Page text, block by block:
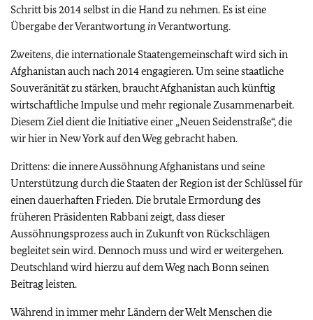
Schritt bis 2014 selbst in die Hand zu nehmen. Es ist eine
Übergabe der VerantwortunginVerantwortung.
Zweitens, die internationale Staatengemeinschaft wird sich in
Afghanistan auch nach 2014 engagieren. Um seine staatliche
Souveränität zu stärken, braucht Afghanistan auch künftig
wirtschaftliche Impulse und mehr regionale Zusammenarbeit.
Diesem Ziel dient die Initiative einer „Neuen Seidenstraße“, die
wir hier in New York auf den Weg gebracht haben.
Drittens: die innere Aussöhnung Afghanistans und seine
Unterstützung durch die Staaten der Region ist der Schlüssel für
einen dauerhaften Frieden. Die brutale Ermordung des
früheren Präsidenten Rabbani zeigt, dass dieser
Aussöhnungsprozess auch in Zukunft von Rückschlägen
begleitet sein wird. Dennoch muss und wird er weitergehen.
Deutschland wird hierzu auf dem Weg nach Bonn seinen
Beitrag leisten.
Während in immer mehr Ländern der Welt Menschen die